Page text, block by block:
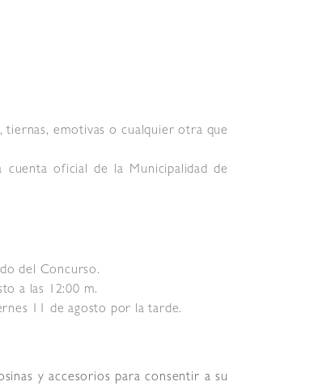
tiernas, emotivas o cualquier otra que
oficial de la Municipalidad de
del Concurso.
a las 12:00 m.
11 de agosto por la tarde.
y accesorios para consentir a su